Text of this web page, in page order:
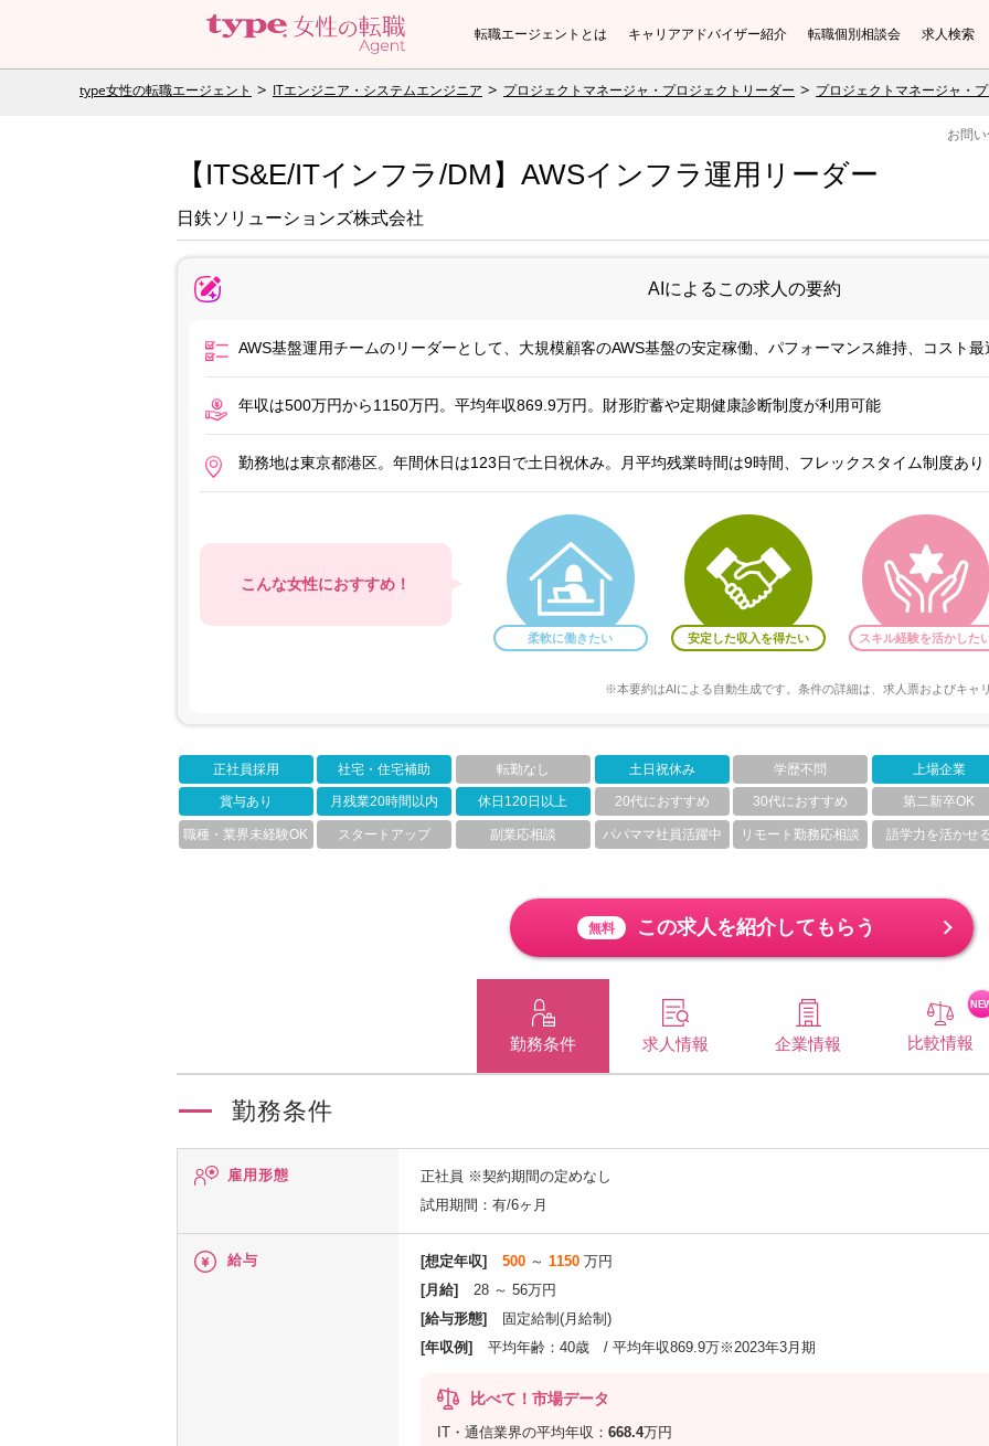
転職エージェントとは キャリアアドバイザー紹介 転職個別相談会 求人検索
type女性の転職エージェント ITエンジニア・システムエンジニア プロジェクトマネージャ・プロジェクトリーダー プロジェクトマネージャ・
お問
【ITS&E/ITインフラ/DM】AWSインフラ運用リーダー
日鉄ソリューションズ株式会社
AIによるこの求人の要約
AWS基盤運用チームのリーダーとして、大規模顧客のAWS基盤の安定稼働、パフォーマンス維持、コスト
年収は500万円から1150万円。平均年収869.9万円。財形貯蓄や定期健康診断制度が利用可能
勤務地は東京都港区。年間休日は123日で土日祝休み。月平均残業時間は9時間、フレックスタイム制度あり
こんな女性におすすめ！
柔軟に働きたい 安定した収入を得たい スキル経験を活かした
※本要約はAIによる自動生成です。条件の詳細は、求人票およびキャ
正社員採用 社宅・住宅補助 転勤なし 土日祝休み 学歴不問 上場企業
賞与あり 月残業20時間以内 休日120日以上 20代におすすめ 30代におすすめ 第二新卒OK
職種・業界未経験OK スタートアップ 副業応相談 パパママ社員活躍中 リモート勤務応相談 語学力を活かせ
無料 この求人を紹介してもらう
勤務条件 求人情報 企業情報 比較情報
勤務条件
雇用形態 正社員 ※契約期間の定めなし
試用期間：有/6ヶ月
給与 [想定年収] 500 ～ 1150 万円
[月給]
28 ～ 56万円
[給与形態]
固定給制(月給制)
[年収例]
平均年齢：40歳 / 平均年収869.9万※2023年3月期
比べて！市場データ
IT・通信業界の平均年収： 668.4万円